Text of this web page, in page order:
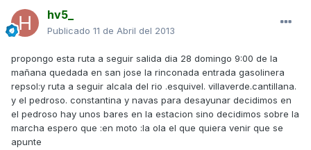
hv5_
Publicado 11 de Abril del 2013
propongo esta ruta a seguir salida dia 28 domingo 9:00 de la
mañana quedada en san jose la rinconada entrada gasolinera
repsol:y ruta a seguir alcala del rio .esquivel. villaverde.cantillana.
y el pedroso. constantina y navas para desayunar decidimos en
el pedroso hay unos bares en la estacion sino decidimos sobre la
marcha espero que :en moto :la ola el que quiera venir que se
apunte